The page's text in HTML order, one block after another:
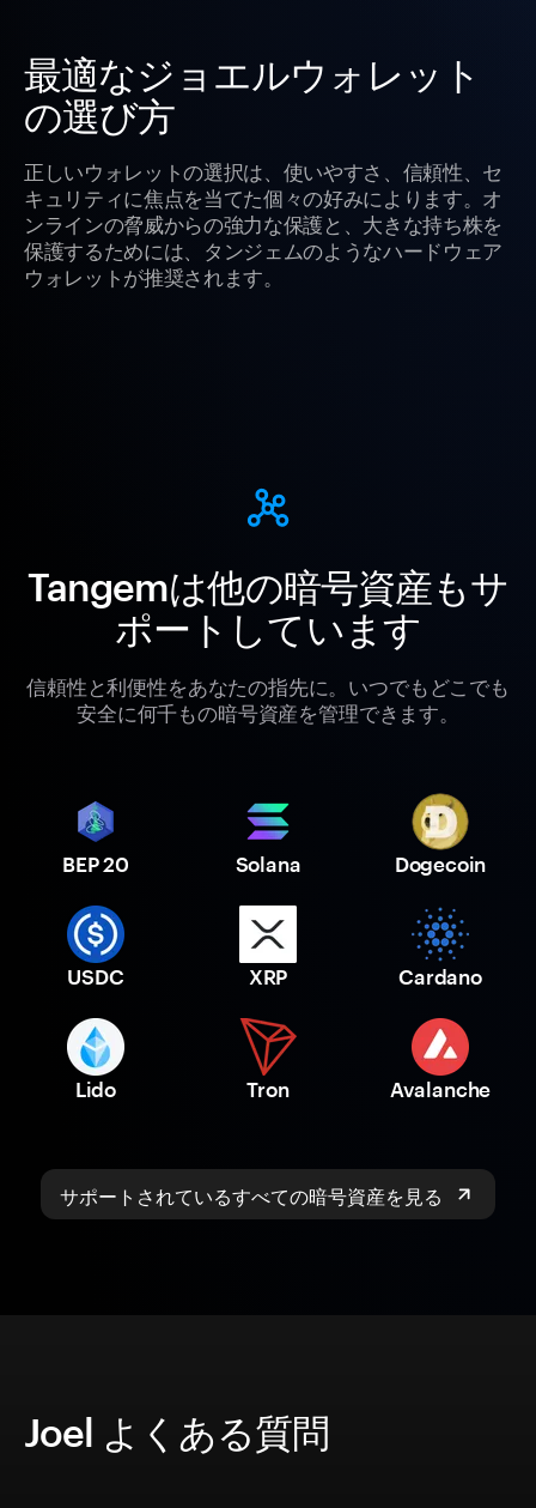
最適なジョエルウォレット
の選び方
正しいウォレットの選択は、使いやすさ、信頼性、セ
キュリティに焦点を当てた個々の好みによります。オ
ンラインの脅威からの強力な保護と、大きな持ち株を
保護するためには、タンジェムのようなハードウェア
ウォレットが推奨されます。
Tangemは他の暗号資産もサ
ポートしています
信頼性と利便性をあなたの指先に。いつでもどこでも
安全に何千もの暗号資産を管理できます。
BEP 20 Solana Dogecoin
USDC XRP Cardano
Lido Tron Avalanche
サポートされているすべての暗号資産を見る
Joel よくある質問